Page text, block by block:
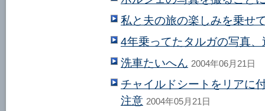
私と夫の旅の楽しみを乗せ
4年乗ってたタルガの写真、
洗車たいへん 2004年06月21日
チャイルドシートをリアに
注意 2004年05月21日